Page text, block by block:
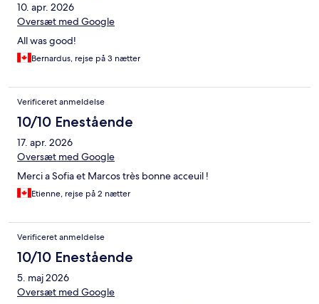
10. apr. 2026
Oversæt med Google
All was good!
Bernardus, rejse på 3 nætter
Verificeret anmeldelse
10/10 Enestående
17. apr. 2026
Oversæt med Google
Merci a Sofia et Marcos très bonne acceuil !
Etienne, rejse på 2 nætter
Verificeret anmeldelse
10/10 Enestående
5. maj 2026
Oversæt med Google